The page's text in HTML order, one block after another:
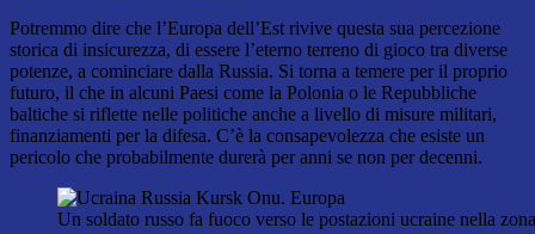
Potremmo dire che l’Europa dell’Est rivive questa sua percezione
storica di insicurezza, di essere l’eterno terreno di gioco tra diverse
potenze, a cominciare dalla Russia. Si torna a temere per il proprio
futuro, il che in alcuni Paesi come la Polonia o le Repubbliche
baltiche si riflette nelle politiche anche a livello di misure militari,
finanziamenti per la difesa. C’è la consapevolezza che esiste un
pericolo che probabilmente durerà per anni se non per decenni.
Un soldato russo fa fuoco verso le postazioni ucraine nella